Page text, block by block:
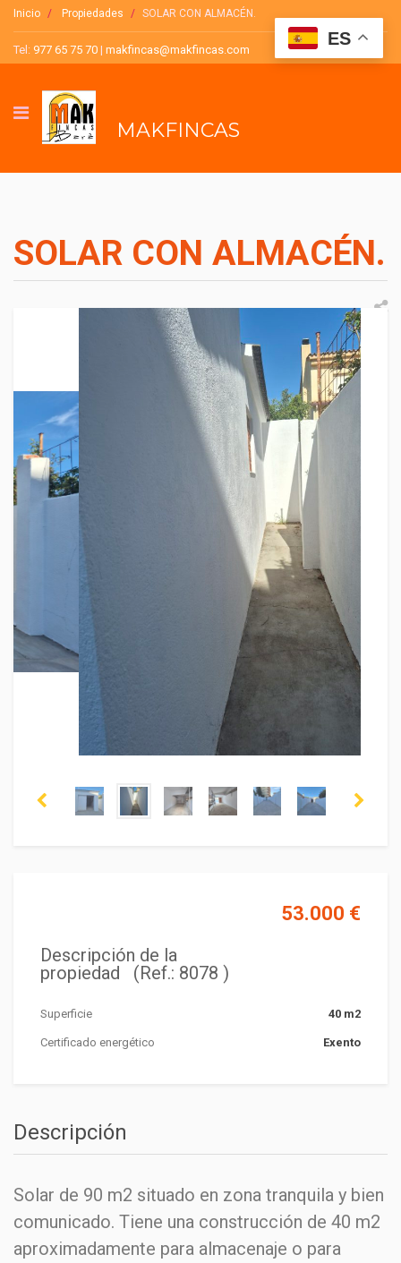
Inicio Propiedades SOLAR CON ALMACÉN.
Tel: 977 65 75 70 | makfincas@makfincas.com
MAKFINCAS
SOLAR CON ALMACÉN.
53.000 €
Descripción de la
propiedad (Ref.: 8078 )
Superficie 40 m2
Certificado energético Exento
Descripción
Solar de 90 m2 situado en zona tranquila y bien
comunicado. Tiene una construcción de 40 m2
aproximadamente para almacenaje o para
ES